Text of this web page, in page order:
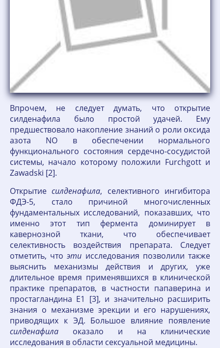
Впрочем, не следует думать, что открытие
силденафила было простой удачей. Ему
предшествовало накопление знаний о роли оксида
азота NO в обеспечении нормального
функционального состояния сердечно-сосудистой
системы, начало которому положили Furchgott и
Zawadski [2].
Открытиесилденафила, селективного ингибитора
ФДЭ-5, стало причиной многочисленных
фундаментальных исследований, показавших, что
именно этот тип фермента доминирует в
кавернозной ткани, что обеспечивает
селективность воздействия препарата. Следует
отметить, чтоэти исследования позволили также
выяснить механизмы действия и других, уже
длительное время применявшихся в клинической
практике препаратов, в частности папаверина и
простагландина Е1 [3], и значительно расширить
знания о механизме эрекции и его нарушениях,
приводящих к ЭД. Большое влияние появление
силденафила оказало и на клинические
исследования в области сексуальной медицины.